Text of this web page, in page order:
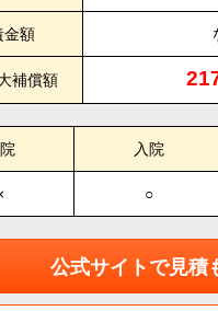
金額
補償額
入院
○
公式サイトで見積